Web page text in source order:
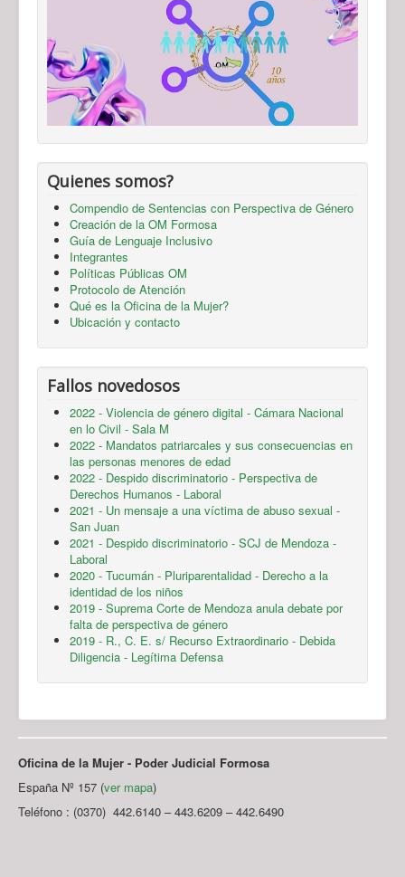
Quienes somos?
Compendio de Sentencias con Perspectiva de Género
Creación de la OM Formosa
Guía de Lenguaje Inclusivo
Integrantes
Políticas Públicas OM
Protocolo de Atención
Qué es la Oficina de la Mujer?
Ubicación y contacto
Fallos novedosos
2022 - Violencia de género digital - Cámara Nacional
en lo Civil - Sala M
2022 - Mandatos patriarcales y sus consecuencias en
las personas menores de edad
2022 - Despido discriminatorio - Perspectiva de
Derechos Humanos - Laboral
2021 - Un mensaje a una víctima de abuso sexual -
San Juan
2021 - Despido discriminatorio - SCJ de Mendoza -
Laboral
2020 - Tucumán - Pluriparentalidad - Derecho a la
identidad de los niños
2019 - Suprema Corte de Mendoza anula debate por
falta de perspectiva de género
2019 - R., C. E. s/ Recurso Extraordinario - Debida
Diligencia - Legítima Defensa
Oficina de la Mujer - Poder Judicial Formosa
España Nº 157 (ver mapa)
Teléfono : (0370) 442.6140 – 443.6209 – 442.6490